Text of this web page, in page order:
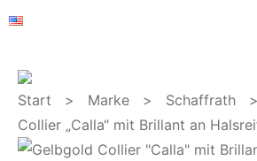
Start > Marke > Schaffrath
Collier „Calla“ mit Brillant an